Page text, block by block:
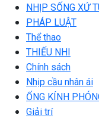
NHỊP SỐNG XỨ
PHÁP LUẬT
Thể thao
THIẾU NHI
Chính sách
Nhịp cầu nhân ái
ỐNG KÍNH
Giải trí